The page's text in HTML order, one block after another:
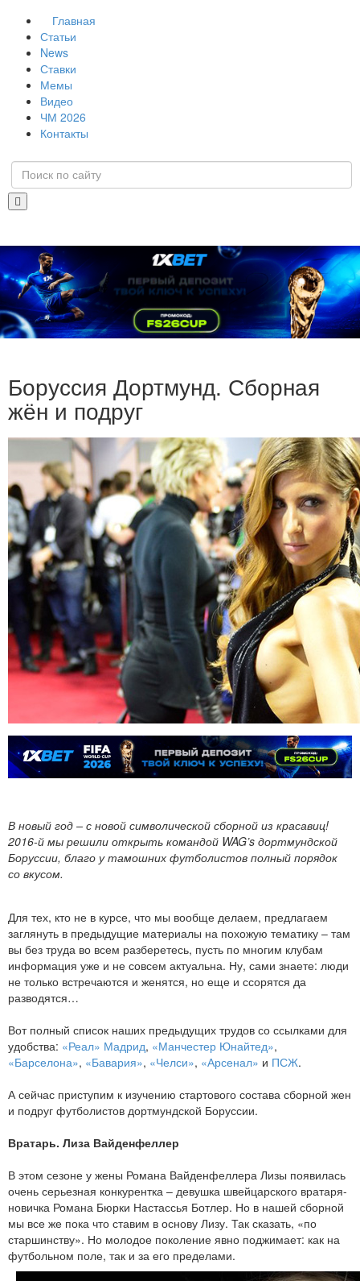
Главная
Статьи
News
Ставки
Мемы
Видео
ЧМ 2026
Контакты
Боруссия Дортмунд. Сборная
жён и подруг
В новый год – с новой символической сборной из красавиц!
2016-й мы решили открыть командой WAG’s дортмундской
Боруссии, благо у тамошних футболистов полный порядок
со вкусом.
Для тех, кто не в курсе, что мы вообще делаем, предлагаем
заглянуть в предыдущие материалы на похожую тематику – там
вы без труда во всем разберетесь, пусть по многим клубам
информация уже и не совсем актуальна. Ну, сами знаете: люди
не только встречаются и женятся, но еще и ссорятся да
разводятся…
Вот полный список наших предыдущих трудов со ссылками для
удобства: «Реал» Мадрид, «Манчестер Юнайтед»,
«Барселона», «Бавария», «Челси», «Арсенал» и ПСЖ.
А сейчас приступим к изучению стартового состава сборной жен
и подруг футболистов дортмундской Боруссии.
Вратарь. Лиза Вайденфеллер
В этом сезоне у жены Романа Вайденфеллера Лизы появилась
очень серьезная конкурентка – девушка швейцарского вратаря-
новичка Романа Бюрки Настассья Ботлер. Но в нашей сборной
мы все же пока что ставим в основу Лизу. Так сказать, «по
старшинству». Но молодое поколение явно поджимает: как на
футбольном поле, так и за его пределами.